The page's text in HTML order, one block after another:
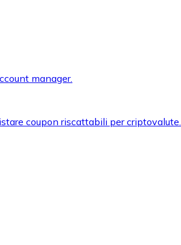
manager.
coupon riscattabili per criptovalute.